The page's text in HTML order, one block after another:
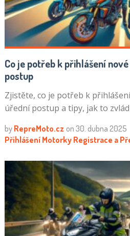
Co je potřeb k přihlášení
postup
Zjistěte, co je potřeb k
úřední postup a tipy, jak to
by RepreMoto.cz on 30. dubna 2025
Přihlášení Motorky Registrace a